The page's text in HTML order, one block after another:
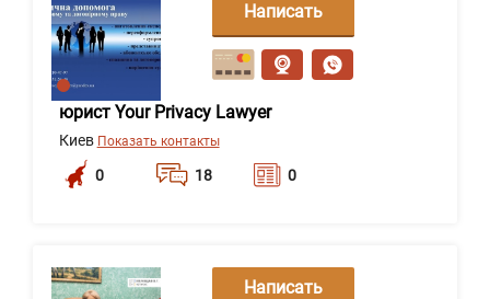
юрист Your Privacy Lawyer
Киев Показать контакты
0 18 0
Написать
сообщение
Написать